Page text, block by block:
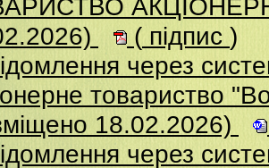
( підпис )
через
товариство
18.02.2026)
через